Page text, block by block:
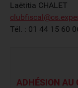
Laëtitia CHALET
Tél. : 01 44 15 60
ADHÉSION AU